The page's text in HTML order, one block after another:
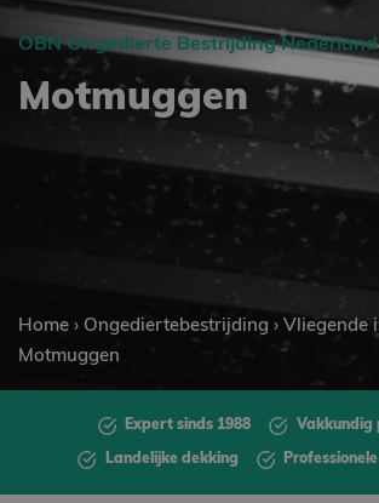
OBN Ongedierte Bestrijding Nederland
Motmuggen
Home › Ongediertebestrijding › Vliegende
Motmuggen
Expert sinds 1988 Vakkundig
Landelijke dekking